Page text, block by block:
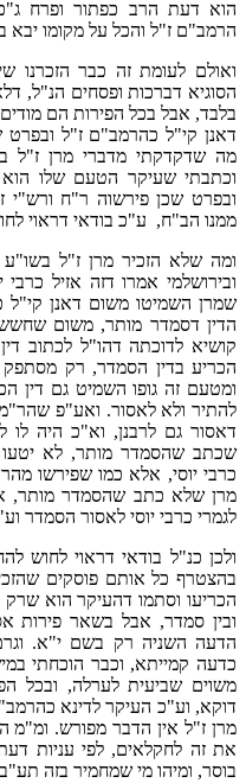
הוא דעת הרב כפתור ופרח
הרמב"ם ז"ל והכל על מקומו יבא
ואולם לעומת זה כבר הזכרנו
הסוגיא דברכות ופסחים הנ"ל,
בלבד, אבל בכל הפירות הם
דאנן קי"ל כהרמב"ם ז"ל ובפרט
מה שדקדקתי מדברי מרן
וכתבתי שעיקר הטעם שלו הוא
ובפרט שכן פירשוה ר"ח ורש"י
ממנו הב"ח, ע"כ בודאי דראוי
ומה שלא הזכיר מרן ז"ל בשו"ע
ובירושלמי אמרו דזה אזיל
שמרן השמיטו משום דאנן
הדין דסמדר מותר, משום
קושיא לדוכתה דהו"ל לכתוב
הכריע בדין הסמדר, רק
ומטעם זה גופו השמיט גם דין
להתיר ולא לאסור. ואע"פ שהר"מ
דאסור גם לרבנן, וא"כ היה לו
שכתב שהסמדר מותר, לא
כרבי יוסי, אלא כמו שפירשו
מרן שלא כתב שהסמדר מותר,
לגמרי כרבי יוסי לאסור הסמדר
ולכן כנ"ל בודאי דראוי לחוש
בהצטרף כל אותם פוסקים
הכריעו וסתמו דהעיקר הוא
ובין סמדר, אבל בשאר פירות
הדעה השניה רק בשם י"א.
כדעה קמייתא, וכבר הוכחתי
משוים שביעית לערלה, ובכל
דוקא, וע"כ העיקר לדינא
מרן ז"ל אין הדבר מפורש.
את זה לחקלאים, לפי עניות
בוסר, ומיהו מי שמחמיר בזה